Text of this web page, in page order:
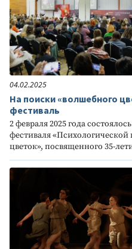
04.02.2025
На поиски «волшебного
фестиваль
2 февраля 2025 года
фестиваля
цветок», посвященного 35-